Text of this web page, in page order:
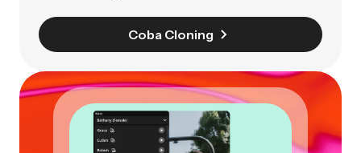
Coba Cloning